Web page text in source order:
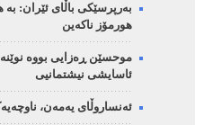
بەرپرسێکی باڵای ئێران:
هورمۆز ناکەین
موحسێن ڕەزایی بووە
ئاسایشی نیشتمانیی
ئەنساروڵای یەمەن،